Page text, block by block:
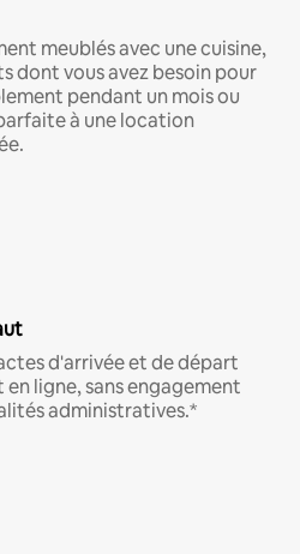
meublés avec une cuisine,
dont vous avez besoin pour
pendant un mois ou
à une location
d'arrivée et de départ
ligne, sans engagement
administratives.*